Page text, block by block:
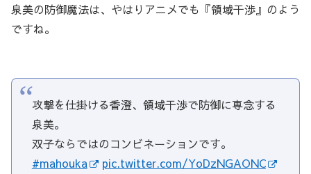
泉美の防御魔法は、やはりアニメでも『領域干渉』のよう
ですね。
攻撃を仕掛ける香澄、領域干渉で防御に専念する
泉美。
双子ならではのコンビネーションです。
#mahouka
pic.twitter.com/YoDzNGAONC